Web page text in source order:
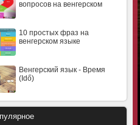
вопросов на венгерском
10 простых фраз на
венгерском языке
Венгерский язык - Время
(Idő)